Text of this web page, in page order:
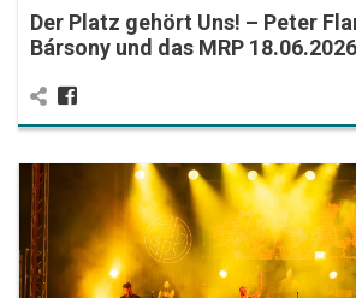
Der Platz gehört Uns! – Peter
Bársony und das MRP